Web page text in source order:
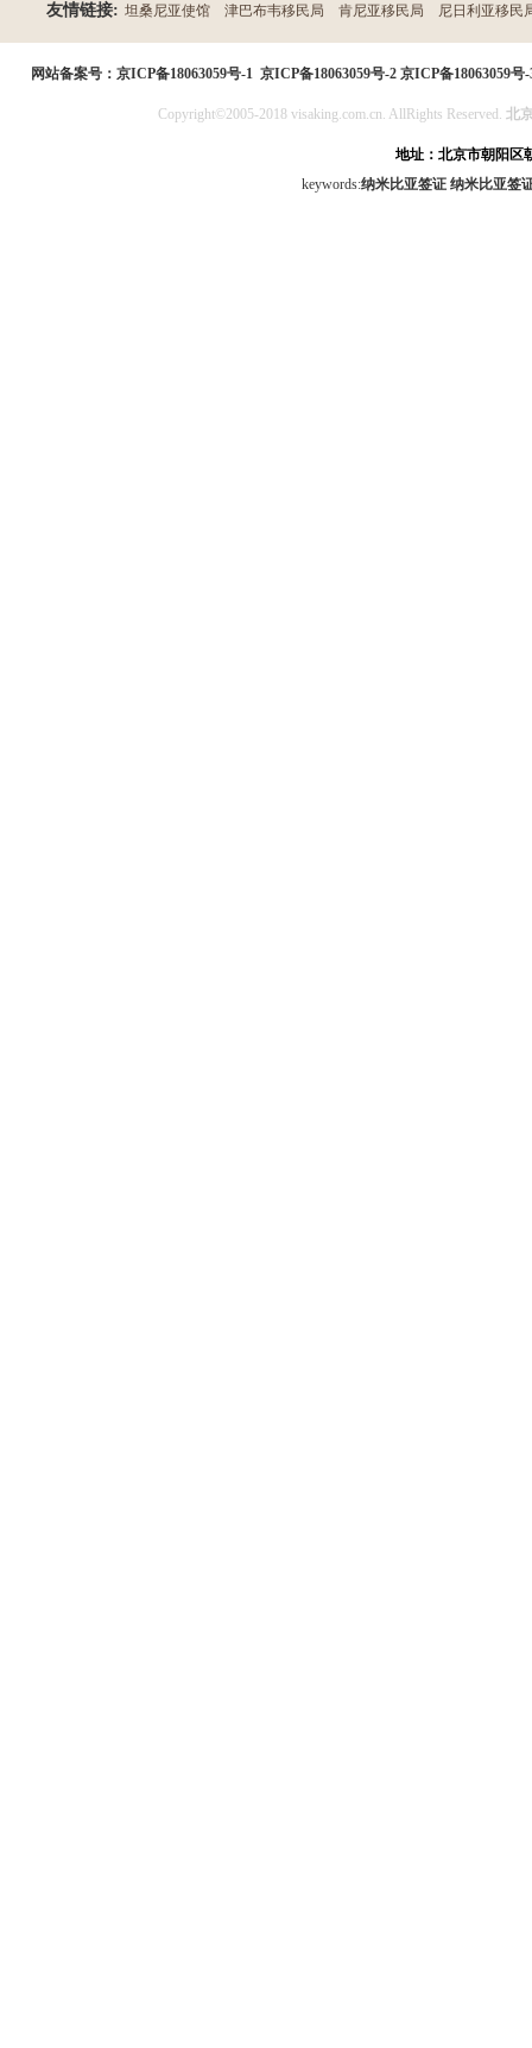
友情链接: 坦桑尼亚使馆 津巴布韦移民局 肯尼亚移民局 尼日利亚移民
网站备案号： 京ICP备18063059号-1 京ICP备18063059号-2 京ICP备18063059号-
Copyright©2005-2018 visaking.com.cn. AllRights Reserved. 北
地址：北京市朝阳区
keywords:纳米比亚签证 纳米比亚签